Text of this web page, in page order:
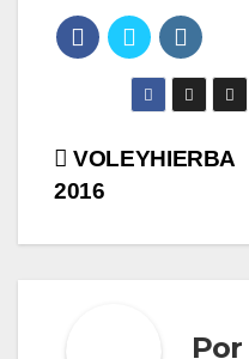
Navegación
VOLEYHIERBA
2016
Por